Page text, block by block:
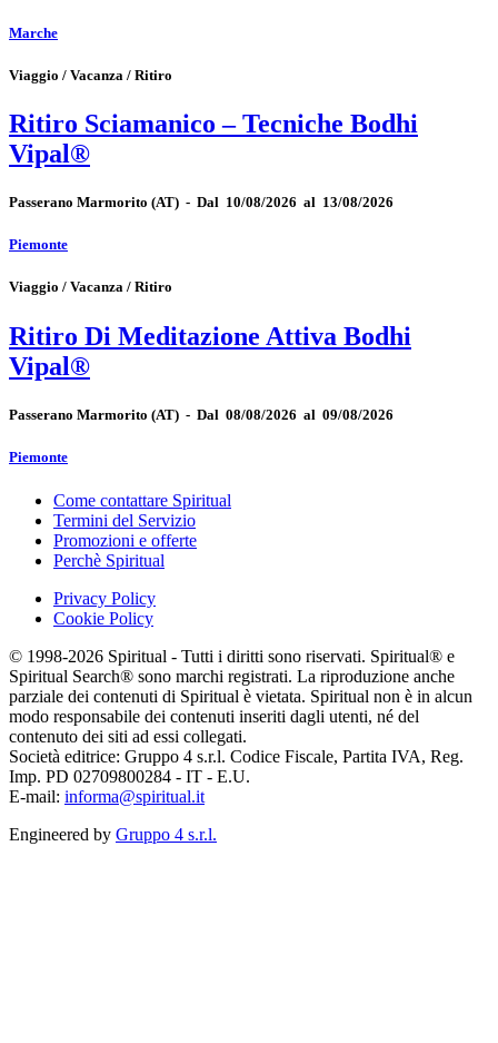
Marche
Viaggio / Vacanza / Ritiro
Ritiro Sciamanico – Tecniche Bodhi
Vipal®
Passerano Marmorito (AT) - Dal 10/08/2026 al 13/08/2026
Piemonte
Viaggio / Vacanza / Ritiro
Ritiro Di Meditazione Attiva Bodhi
Vipal®
Passerano Marmorito (AT) - Dal 08/08/2026 al 09/08/2026
Piemonte
Come contattare Spiritual
Termini del Servizio
Promozioni e offerte
Perchè Spiritual
Privacy Policy
Cookie Policy
© 1998-2026 Spiritual - Tutti i diritti sono riservati. Spiritual® e
Spiritual Search® sono marchi registrati. La riproduzione anche
parziale dei contenuti di Spiritual è vietata. Spiritual non è in alcun
modo responsabile dei contenuti inseriti dagli utenti, né del
contenuto dei siti ad essi collegati.
Società editrice: Gruppo 4 s.r.l. Codice Fiscale, Partita IVA, Reg.
Imp. PD 02709800284 - IT - E.U.
E-mail: informa@spiritual.it
Engineered by Gruppo 4 s.r.l.